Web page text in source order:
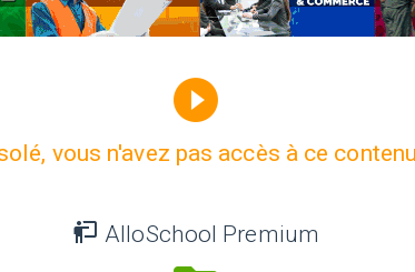
vous n'avez pas accès à ce
AlloSchool Premium